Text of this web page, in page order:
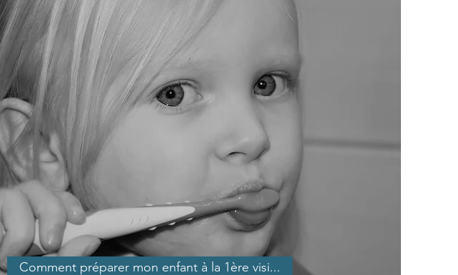
Comment préparer mon enfant à la 1ère visi...